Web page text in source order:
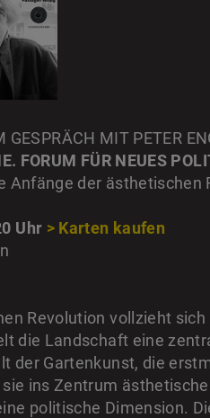
GESPRÄCH MIT PETER
FORUM FÜR NEUES
Anfänge der ästhetischen
Uhr > Karten kaufen
Revolution vollzieht
die Landschaft eine
der Gartenkunst, die
ins Zentrum
politische Dimension.